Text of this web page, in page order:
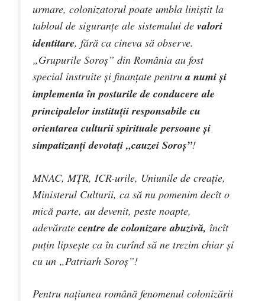
urmare, colonizatorul poate umbla liniştit la
tabloul de siguranţe ale sistemului de valori
identitare, fără ca cineva să observe.
„Grupurile Soroş” din România au fost
special instruite şi finanţate pentrua numi şi
implementa în posturile de conducere ale
principalelor instituţii responsabile cu
orientarea culturii spirituale persoane şi
simpatizanţi devotaţi „cauzei Soroş”!
MNAC, MŢR, ICR-urile, Uniunile de creaţie,
Ministerul Culturii, ca să nu pomenim decît o
mică parte, au devenit, peste noapte,
adevărate centre de colonizare abuzivă, încît
puţin lipseşte ca în curînd să ne trezim chiar şi
cu un „Patriarh Soroş”!
Pentru naţiunea română fenomenul colonizării